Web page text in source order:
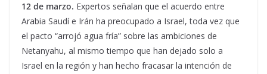
12 de marzo. Expertos señalan que el acuerdo entre
Arabia Saudí e Irán ha preocupado a Israel, toda vez que
el pacto “arrojó agua fría” sobre las ambiciones de
Netanyahu, al mismo tiempo que han dejado solo a
Israel en la región y han hecho fracasar la intención de